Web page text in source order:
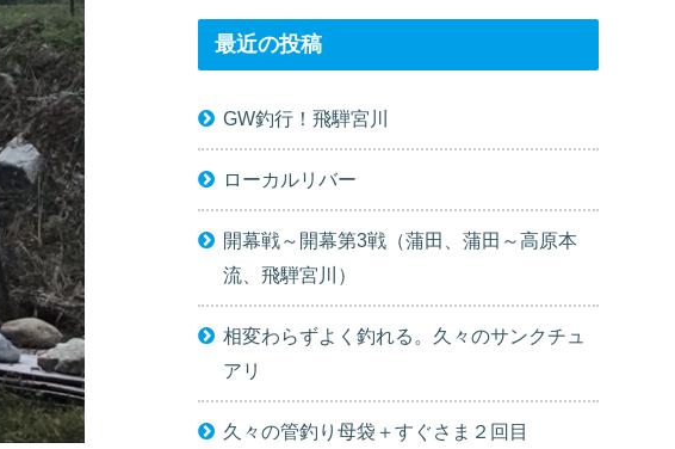
最近の投稿
GW釣行！飛騨宮川
ローカルリバー
開幕戦～開幕第3戦（蒲田、蒲田～高原本
流、飛騨宮川）
相変わらずよく釣れる。久々のサンクチュ
アリ
久々の管釣り母袋＋すぐさま２回目